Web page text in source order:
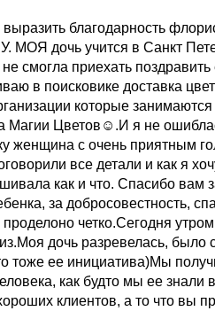
выразить благодарность
дочь учится в Санкт
смогла приехать
в поисковике доставка
которые
Магии Цветов☺.И я не
женщина с очень приятным
все детали и как я
как и что. Спасибо вам
за добросовестность,
четко.Сегодня
дочь разревелась, было
тоже ее инициатива)Мы
как будто мы ее знали
клиентов, а то что вы